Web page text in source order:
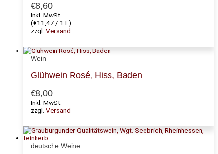
€8,60
Inkl. MwSt.
(€11,47 / 1 L)
zzgl. Versand
Wein
Glühwein Rosé, Hiss, Baden
€8,00
Inkl. MwSt.
zzgl. Versand
deutsche Weine